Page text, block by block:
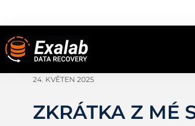
24. KVĚTEN 2025
ZKRÁTKA Z MÉ